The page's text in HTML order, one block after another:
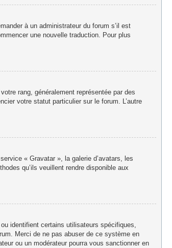
à un administrateur du forum s’il est
une nouvelle traduction. Pour plus
rang, généralement représentée par des
votre statut particulier sur le forum. L’autre
« Gravatar », la galerie d’avatars, les
qu’ils veuillent rendre disponible aux
identifient certains utilisateurs spécifiques,
Merci de ne pas abuser de ce système en
ou un modérateur pourra vous sanctionner en